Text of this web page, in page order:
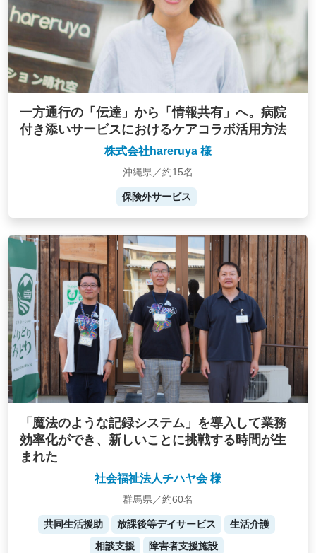
一方通行の「伝達」から「情報共有」へ。病院
付き添いサービスにおけるケアコラボ活用方法
株式会社hareruya 様
沖縄県／約15名
保険外サービス
「魔法のような記録システム」を導入して業務
効率化ができ、新しいことに挑戦する時間が生
まれた
社会福祉法人チハヤ会 様
群馬県／約60名
共同生活援助 放課後等デイサービス
生活介護
相談支援
障害者支援施設